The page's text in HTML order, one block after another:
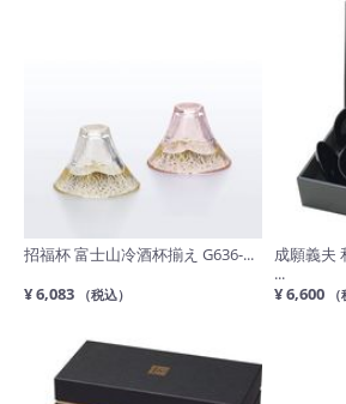
招福杯 富士山冷酒杯揃え G636-...
¥ 6,083
（税込）
成願義夫
...
¥ 6,600